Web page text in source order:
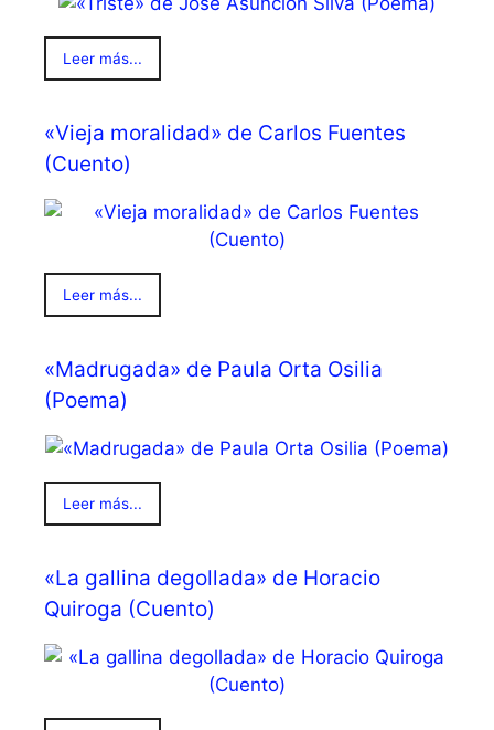
Leer más...
«Vieja moralidad» de Carlos Fuentes
(Cuento)
Leer más...
«Madrugada» de Paula Orta Osilia
(Poema)
Leer más...
«La gallina degollada» de Horacio
Quiroga (Cuento)